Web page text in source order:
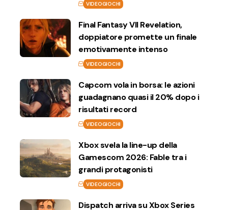
VIDEOGIOCHI
Final Fantasy VII Revelation,
doppiatore promette un finale
emotivamente intenso
VIDEOGIOCHI
Capcom vola in borsa: le azioni
guadagnano quasi il 20% dopo i
risultati record
VIDEOGIOCHI
Xbox svela la line-up della
Gamescom 2026: Fable tra i
grandi protagonisti
VIDEOGIOCHI
Dispatch arriva su Xbox Series